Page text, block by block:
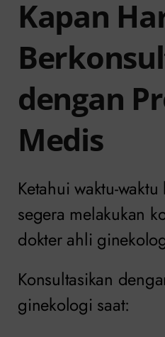
Kapan
dengan
Medis
Ketahui waktu-
segera melakukan
dokter ahli
Konsultasikan
ginekologi saat: